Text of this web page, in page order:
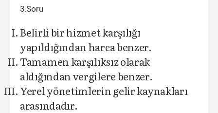
3.Soru
Belirli bir hizmet karşılığı
yapıldığından harca benzer.
Tamamen karşılıksız olarak
aldığından vergilere benzer.
Yerel yönetimlerin gelir kaynakları
arasındadır.